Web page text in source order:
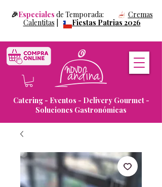
Catering - Eventos - Delivery Gourmet -
Soluciones Gastronómicas
🎉Especiales de Temporada: Cremas
Calentitas
Fiestas Patrias 2026